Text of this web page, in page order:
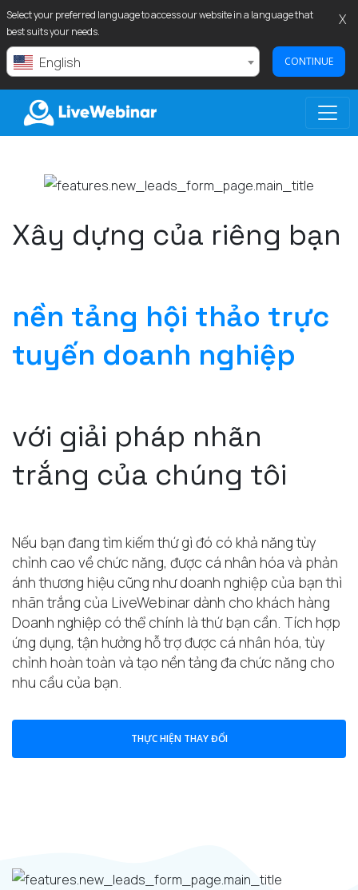
Select your preferred language to access our website in a language that
best suits your needs.
English CONTINUE
X
LIVEWEBINAR.COM
Xây dựng của riêng bạn
nền tảng hội thảo trực
tuyến doanh nghiệp
với giải pháp nhãn
trắng của chúng tôi
Nếu bạn đang tìm kiếm thứ gì đó có khả năng tùy
chỉnh cao về chức năng, được cá nhân hóa và phản
ánh thương hiệu cũng như doanh nghiệp của bạn thì
nhãn trắng của LiveWebinar dành cho khách hàng
Doanh nghiệp có thể chính là thứ bạn cần. Tích hợp
ứng dụng, tận hưởng hỗ trợ được cá nhân hóa, tùy
chỉnh hoàn toàn và tạo nền tảng đa chức năng cho
nhu cầu của bạn.
THỰC HIỆN THAY ĐỔI